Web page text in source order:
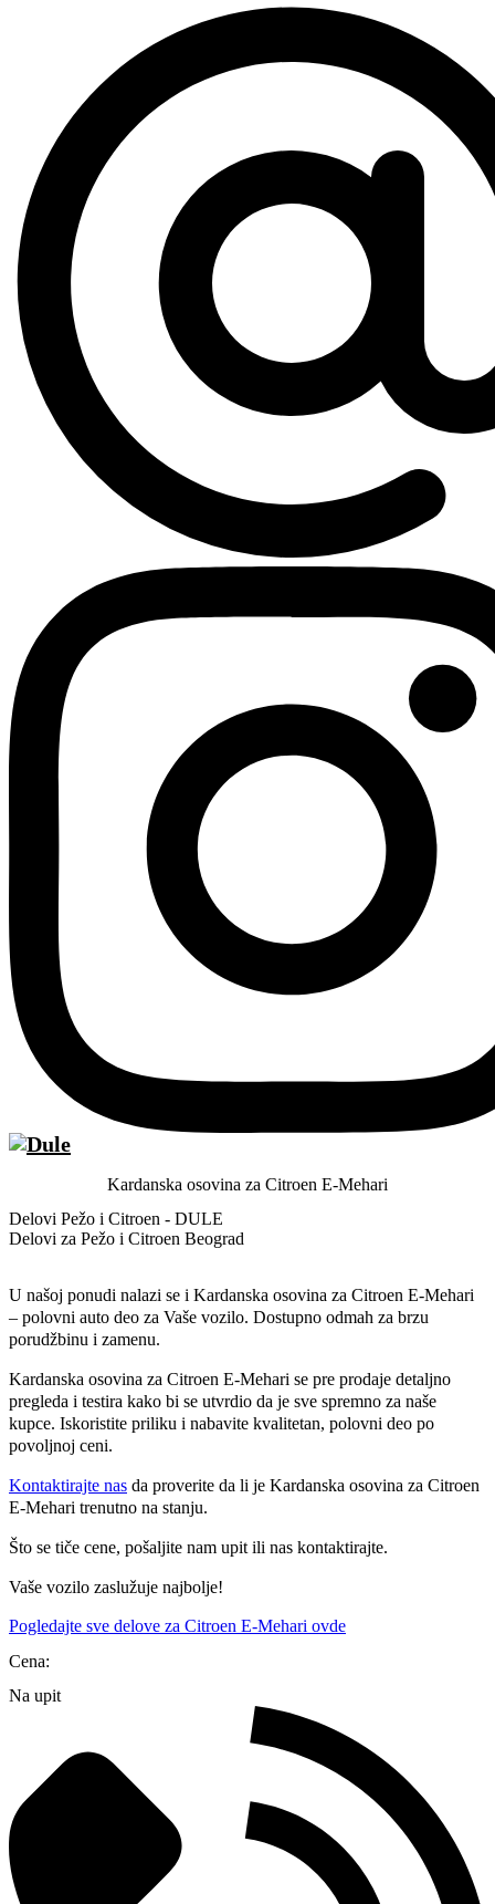
Kardanska osovina za Citroen E-Mehari
Delovi Pežo i Citroen - DULE
Delovi za Pežo i Citroen Beograd
U našoj ponudi nalazi se i Kardanska osovina za Citroen E-Mehari
– polovni auto deo za Vaše vozilo. Dostupno odmah za brzu
porudžbinu i zamenu.
Kardanska osovina za Citroen E-Mehari se pre prodaje detaljno
pregleda i testira kako bi se utvrdio da je sve spremno za naše
kupce. Iskoristite priliku i nabavite kvalitetan, polovni deo po
povoljnoj ceni.
Kontaktirajte nas da proverite da li je Kardanska osovina za Citroen
E-Mehari trenutno na stanju.
Što se tiče cene, pošaljite nam upit ili nas kontaktirajte.
Vaše vozilo zaslužuje najbolje!
Pogledajte sve delove za Citroen E-Mehari ovde
Cena:
Na upit